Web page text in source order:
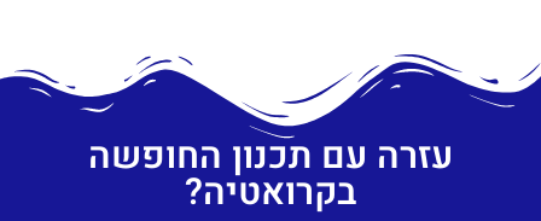
עזרה עם תכנון החופשה
בקרואטיה?